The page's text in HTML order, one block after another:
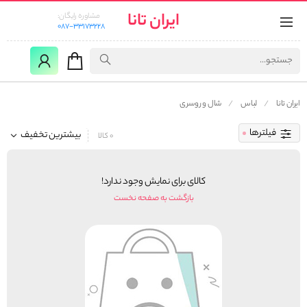
ایران تانا
مشاوره رایگان:
087-33173228
ایران تانا لباس شال و روسری
فیلترها بیشترین تخفیف 0 کالا
کالای برای نمایش وجود ندارد!
بازگشت به صفحه نخست